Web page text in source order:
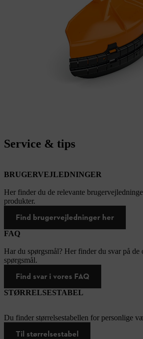
Service & tips
BRUGERVEJLEDNINGER
Her finder du de relevante
produkter.
Find brugervejledninger her
FAQ
Har du spørgsmål? Her finder du svar på de
spørgsmål.
Find svar i vores FAQ
STØRRELSESTABEL
Du finder størrelsestabellen for personlige
Til størrelsestabel